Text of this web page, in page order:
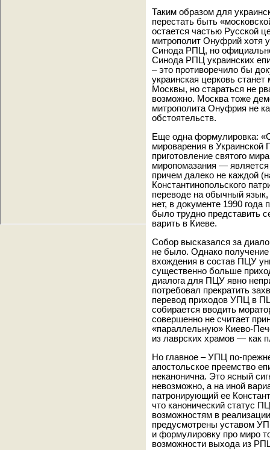
Таким образом для
перестать быть
остается частью Русской
митрополит Онуфрий хотя
Синода РПЦ, но
Синода РПЦ украинских
– это противоречило бы
украинская церковь
Москвы, но стараться не
возможно. Москва тоже
митрополита Онуфрия не
обстоятельств.
Еще одна формулировка:
мироварения в
приготовление святого
миропомазания — является
причем далеко не каждой
Константинопольского
переводе на обычный
нет, в документе 1990 года
было трудно представить
варить в Киеве.
Собор высказался за
не было. Однако
вхождения в состав ПЦУ
существенно больше
диалога для ПЦУ явно
потребовал прекратить
перевод приходов УПЦ в
собирается вводить
совершенно не считает
«параллельную» Киево-
из лаврских храмов — как
Но главное – УПЦ по-
апостольское преемство
неканонична. Это ясный
невозможно, а на иной
патронирующий ее
что канонический статус
возможностям в
предусмотрены уставом
и формулировку про миро
возможности выхода из